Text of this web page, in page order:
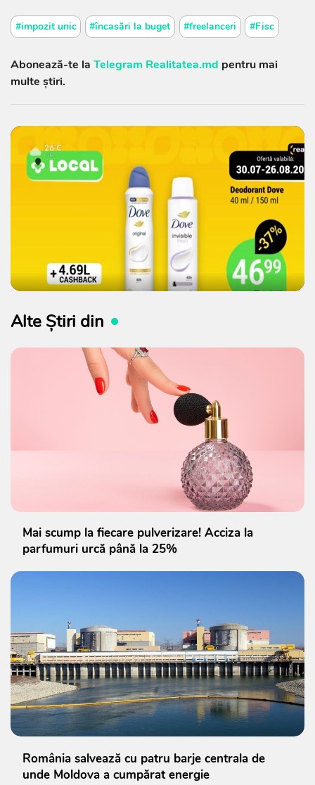
#impozit unic #încasări la buget #freelanceri #Fisc
Abonează-te la Telegram Realitatea.md pentru mai
multe știri.
Alte Știri din
Mai scump la fiecare pulverizare! Acciza la
parfumuri urcă până la 25%
România salvează cu patru barje centrala de
unde Moldova a cumpărat energie